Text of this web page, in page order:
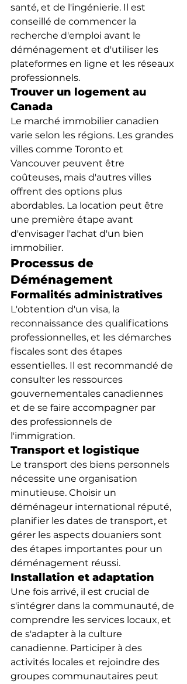
santé, et de l'ingénierie. Il est
conseillé de commencer la
recherche d'emploi avant le
déménagement et d'utiliser les
plateformes en ligne et les réseaux
professionnels.
Trouver un logement au
Canada
Le marché immobilier canadien
varie selon les régions. Les grandes
villes comme Toronto et
Vancouver peuvent être
coûteuses, mais d'autres villes
offrent des options plus
abordables. La location peut être
une première étape avant
d'envisager l'achat d'un bien
immobilier.
Processus de
Déménagement
Formalités administratives
L'obtention d'un visa, la
reconnaissance des qualifications
professionnelles, et les démarches
fiscales sont des étapes
essentielles. Il est recommandé de
consulter les ressources
gouvernementales canadiennes
et de se faire accompagner par
des professionnels de
l'immigration.
Transport et logistique
Le transport des biens personnels
nécessite une organisation
minutieuse. Choisir un
déménageur international réputé,
planifier les dates de transport, et
gérer les aspects douaniers sont
des étapes importantes pour un
déménagement réussi.
Installation et adaptation
Une fois arrivé, il est crucial de
s'intégrer dans la communauté, de
comprendre les services locaux, et
de s'adapter à la culture
canadienne. Participer à des
activités locales et rejoindre des
groupes communautaires peut